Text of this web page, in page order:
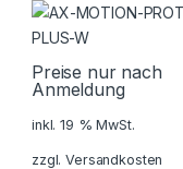
Preise nur nach
Anmeldung
inkl. 19 % MwSt.
zzgl.Versandkosten